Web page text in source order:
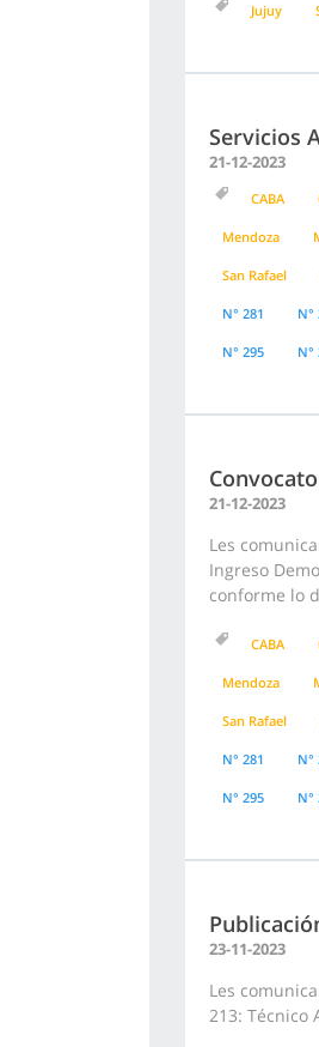
Jujuy
Servicios
21-12-2023
CABA
Mendoza
San Rafael
N° 281 N°
N° 295 N°
21-12-2023
Les
Ingreso
conforme lo
CABA
Mendoza
San Rafael
N° 281 N°
N° 295 N°
23-11-2023
Les
213: Técnico